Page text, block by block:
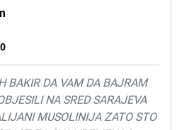
0
BAKIR DA VAM DA BAJRAM
NA SRED SARAJEVA
MUSOLINIJA ZATO STO